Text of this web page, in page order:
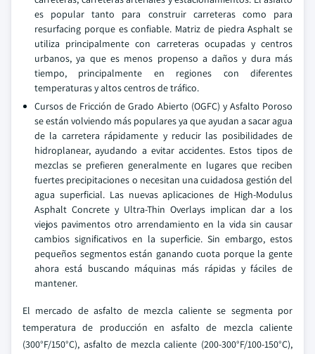
es popular tanto para construir carreteras como para
resurfacing porque es confiable. Matriz de piedra Asphalt se
utiliza principalmente con carreteras ocupadas y centros
urbanos, ya que es menos propenso a daños y dura más
tiempo, principalmente en regiones con diferentes
temperaturas y altos centros de tráfico.
Cursos de Fricción de Grado Abierto (OGFC) y Asfalto Poroso
se están volviendo más populares ya que ayudan a sacar agua
de la carretera rápidamente y reducir las posibilidades de
hidroplanear, ayudando a evitar accidentes. Estos tipos de
mezclas se prefieren generalmente en lugares que reciben
fuertes precipitaciones o necesitan una cuidadosa gestión del
agua superficial. Las nuevas aplicaciones de High-Modulus
Asphalt Concrete y Ultra-Thin Overlays implican dar a los
viejos pavimentos otro arrendamiento en la vida sin causar
cambios significativos en la superficie. Sin embargo, estos
pequeños segmentos están ganando cuota porque la gente
ahora está buscando máquinas más rápidas y fáciles de
mantener.
El mercado de asfalto de mezcla caliente se segmenta por
temperatura de producción en asfalto de mezcla caliente
(300°F/150°C), asfalto de mezcla caliente (200-300°F/100-150°C),